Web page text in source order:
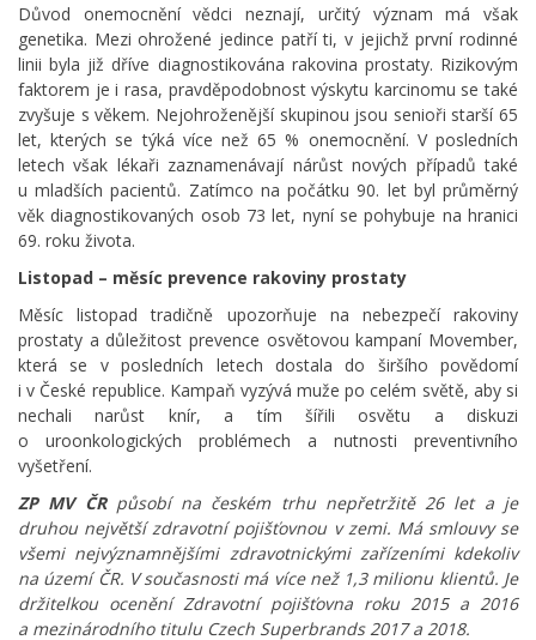
Důvod onemocnění vědci neznají, určitý význam má však
genetika. Mezi ohrožené jedince patří ti, v jejichž první rodinné
linii byla již dříve diagnostikována rakovina prostaty. Rizikovým
faktorem je i rasa, pravděpodobnost výskytu karcinomu se také
zvyšuje s věkem. Nejohroženější skupinou jsou senioři starší 65
let, kterých se týká více než 65 % onemocnění. V posledních
letech však lékaři zaznamenávají nárůst nových případů také
u mladších pacientů. Zatímco na počátku 90. let byl průměrný
věk diagnostikovaných osob 73 let, nyní se pohybuje na hranici
69. roku života.
Listopad – měsíc prevence rakoviny prostaty
Měsíc listopad tradičně upozorňuje na nebezpečí rakoviny
prostaty a důležitost prevence osvětovou kampaní Movember,
která se v posledních letech dostala do širšího povědomí
i v České republice. Kampaň vyzývá muže po celém světě, aby si
nechali narůst knír, a tím šířili osvětu a diskuzi
o uroonkologických problémech a nutnosti preventivního
vyšetření.
ZP MV ČRpůsobí na českém trhu nepřetržitě 26 let a je
druhou největší zdravotní pojišťovnou v zemi. Má smlouvy se
všemi nejvýznamnějšími zdravotnickými zařízeními kdekoliv
na území ČR. V současnosti má více než 1,3 milionu klientů. Je
držitelkou ocenění Zdravotní pojišťovna roku 2015 a 2016
a mezinárodního titulu Czech Superbrands 2017 a 2018.